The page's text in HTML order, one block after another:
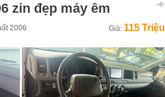
zin đẹp máy êm
2006 Giá: 115 Triệu